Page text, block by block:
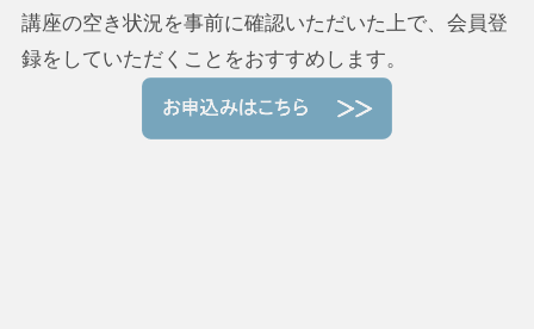
講座の空き状況を事前に確認いただいた上で、会員登
録をしていただくことをおすすめします。